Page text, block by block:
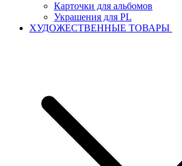
Карточки для альбомов
Украшения для PL
ХУДОЖЕСТВЕННЫЕ ТОВАРЫ